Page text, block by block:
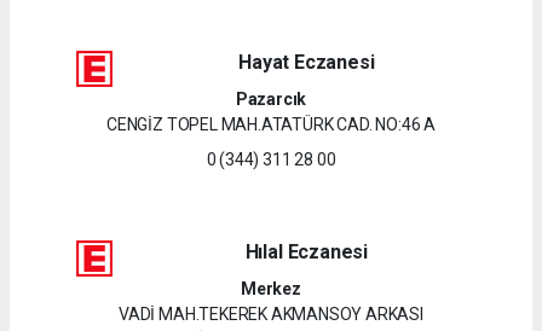
Hayat Eczanesi
Pazarcık
CENGİZ TOPEL MAH.ATATÜRK CAD. NO:46 A
0 (344) 311 28 00
Hılal Eczanesi
Merkez
VADİ MAH.TEKEREK AKMANSOY ARKASI